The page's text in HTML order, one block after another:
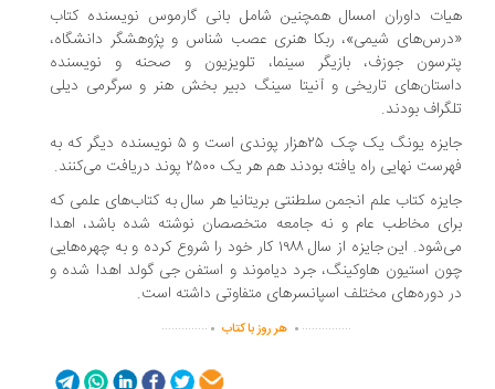
داوران امسال همچنین شامل بانی گارموس نویسنده کتاب
شیمی»، ربکا هنری عصب شناس و پژوهشگر دانشگاه،
جوزف، بازیگر سینما، تلویزیون و صحنه و نویسنده
تاریخی و آنیتا سینگ دبیر بخش هنر و سرگرمی دیلی
بودند.
جایزه یونگ یک چک ۲۵هزار پوندی است و ۵ نویسنده دیگر که به
نهایی راه یافته بودند هم هر یک ۲۵۰۰ پوند دریافت می‌کنند.
کتاب علم انجمن سلطنتی بریتانیا هر سال به کتاب‌های علمی که
مخاطب عام و نه جامعه متخصصان نوشته شده باشد، اهدا
می‌شود. این جایزه از سال ۱۹۸۸ کار خود را شروع کرده و به چهره‌هایی
استیون هاوکینگ، جرد دیاموند و استفن جی گولد اهدا شده و
دوره‌های مختلف اسپانسرهای متفاوتی داشته است.
...............
. هر روز با کتاب .
..............